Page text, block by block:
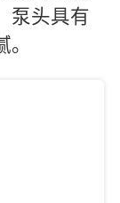
泵头具有